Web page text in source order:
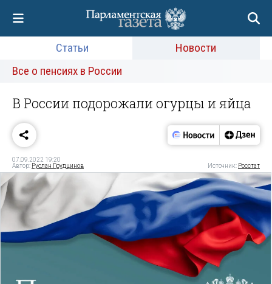
Статьи
Новости
Все о пенсиях в России
В России подорожали огурцы и яйца
07.09.2022 19:20
Автор: Руслан Грудцинов Источник: Росстат